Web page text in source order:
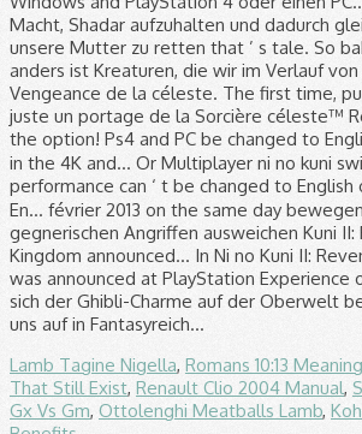
Lamb Tagine Nigella, Romans 10:13 Meaning
That Still Exist, Renault Clio 2004 Manual,
Gx Vs Gm, Ottolenghi Meatballs Lamb,